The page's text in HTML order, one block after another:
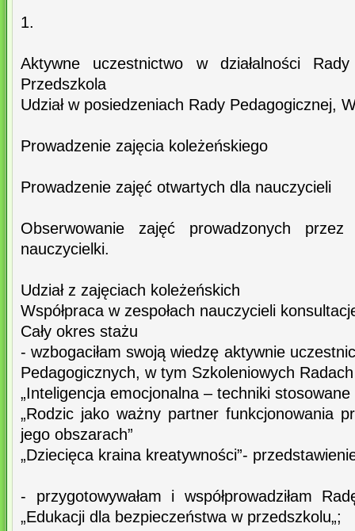
1.
Aktywne uczestnictwo w działalności
Przedszkola
Udział w posiedzeniach Rady Pedagogicznej,
Prowadzenie zajęcia koleżeńskiego
Prowadzenie zajęć otwartych dla nauczycieli
Obserwowanie zajęć prowadzonych
nauczycielki.
Udział z zajęciach koleżeńskich
Współpraca w zespołach nauczycieli
Cały okres stażu
- wzbogaciłam swoją wiedzę aktywnie
Pedagogicznych, w tym Szkoleniowych
„Inteligencja emocjonalna – techniki stosowane
„Rodzic jako ważny partner funkcjonowania
jego obszarach”
„Dziecięca kraina kreatywności”-
- przygotowywałam i współprowadziłam
„Edukacji dla bezpieczeństwa w przedszkolu„;